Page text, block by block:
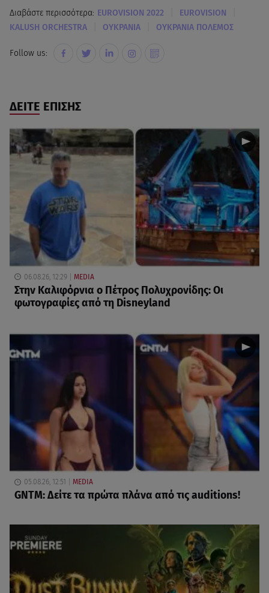
Διαβάστε περισσότερα: EUROVISION 2022 EUROVISION
KALUSH ORCHESTRA ΟΥΚΡΑΝΙΑ ΟΥΚΡΑΝΙΑ ΠΟΛΕΜΟΣ
Follow us:
ΔΕΙΤΕ ΕΠΙΣΗΣ
06.08.26, 12:29 MEDIA
Στην Καλιφόρνια ο Πέτρος Πολυχρονίδης: Οι
φωτογραφίες από τη Disneyland
05.08.26, 12:51 MEDIA
GNTM: Δείτε τα πρώτα πλάνα από τις auditions!